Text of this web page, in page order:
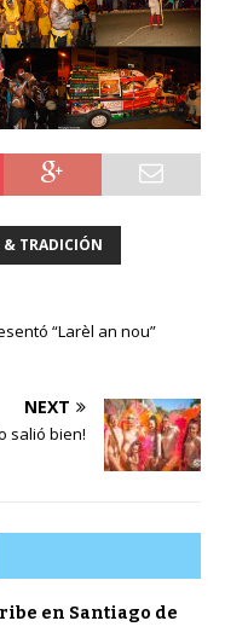
TRADICIÓN
“Larèl an nou”
NEXT
salió bien!
en Santiago de